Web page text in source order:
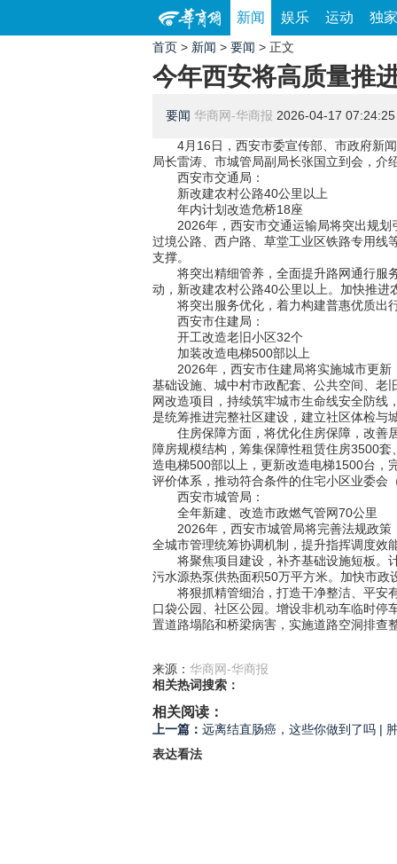
新闻 娱乐 运动 独家
首页 > 新闻 > 要闻 > 正文
今年西安将高质量推
要闻 华商网-华商报 2026-04-17 07:24:25
4月16日，西安市委宣传部、市政府新闻
局长雷涛、市城管局副局长张国立到会，介
西安市交通局：
新改建农村公路40公里以上
年内计划改造危桥18座
2026年，西安市交通运输局将突出规划
过境公路、西户路、草堂工业区铁路专用线
支撑。
将突出精细管养，全面提升路网通行服务
动，新改建农村公路40公里以上。加快推
将突出服务优化，着力构建普惠优质出行
西安市住建局：
开工改造老旧小区32个
加装改造电梯500部以上
2026年，西安市住建局将实施城市更新
基础设施、城中村市政配套、公共空间、老
网改造项目，持续筑牢城市生命线安全防线
是统筹推进完整社区建设，建立社区体检与
住房保障方面，将优化住房保障，改善居
障房规模结构，筹集保障性租赁住房3500
造电梯500部以上，更新改造电梯1500台，
评价体系，推动符合条件的住宅小区业委会
西安市城管局：
全年新建、改造市政燃气管网70公里
2026年，西安市城管局将完善法规政策
全城市管理统筹协调机制，提升指挥调度效
将聚焦项目建设，补齐基础设施短板。计
污水源热泵供热面积50万平方米。加快市
将狠抓精管细治，打造干净整洁、平安有
口袋公园、社区公园。增设非机动车临时停
置道路塌陷和桥梁病害，实施道路空洞排查
来源： 华商网-华商报
相关热词搜索：
相关阅读：
上一篇： 远离结直肠癌，这些你做到了吗 |
表达看法